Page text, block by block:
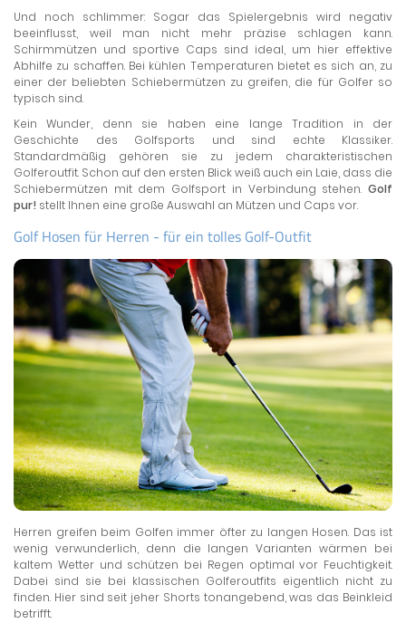
Und noch schlimmer: Sogar das Spielergebnis wird negativ
beeinflusst, weil man nicht mehr präzise schlagen kann.
Schirmmützen und sportive Caps sind ideal, um hier effektive
Abhilfe zu schaffen. Bei kühlen Temperaturen bietet es sich an, zu
einer der beliebten Schiebermützen zu greifen, die für Golfer so
typisch sind.
Kein Wunder, denn sie haben eine lange Tradition in der
Geschichte des Golfsports und sind echte Klassiker.
Standardmäßig gehören sie zu jedem charakteristischen
Golferoutfit. Schon auf den ersten Blick weiß auch ein Laie, dass die
Schiebermützen mit dem Golfsport in Verbindung stehen. Golf
pur! stellt Ihnen eine große Auswahl an Mützen und Caps vor.
Golf Hosen für Herren - für ein tolles Golf-Outfit
Herren greifen beim Golfen immer öfter zu langen Hosen. Das ist
wenig verwunderlich, denn die langen Varianten wärmen bei
kaltem Wetter und schützen bei Regen optimal vor Feuchtigkeit.
Dabei sind sie bei klassischen Golferoutfits eigentlich nicht zu
finden. Hier sind seit jeher Shorts tonangebend, was das Beinkleid
betrifft.